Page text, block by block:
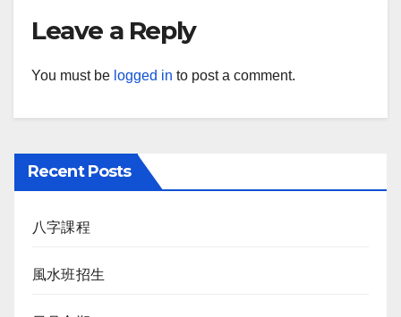
Leave a Reply
You must be logged in to post a comment.
Recent Posts
八字課程
風水班招生